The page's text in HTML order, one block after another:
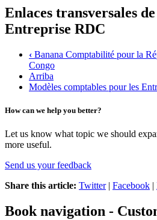
Enlaces transversales
Entreprise RDC
‹ Banana Comptabilité pour la
Congo
Arriba
Modèles comptables pour les
How can we help you better?
Let us know what topic we should
more useful.
Send us your feedback
Share this article: Twitter| Facebook |
Book navigation -